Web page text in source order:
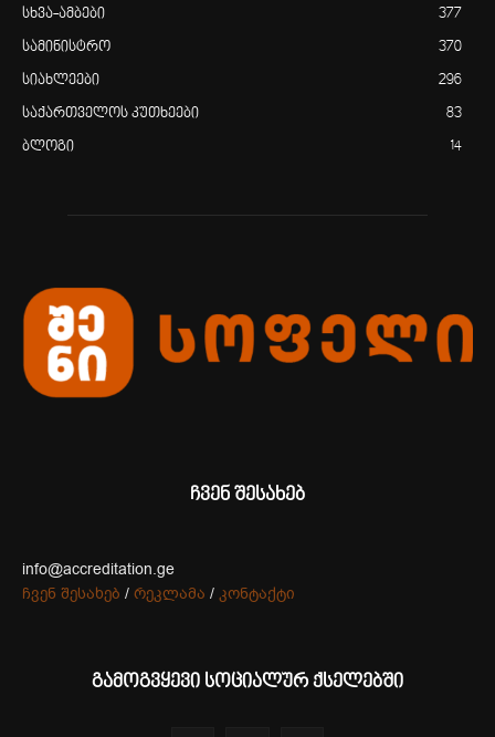
სხვა-ამბები 377
სამინისტრო 370
სიახლეები 296
საქართველოს კუთხეები 83
ბლოგი 14
ჩვენ შესახებ
info@accreditation.ge
ჩვენ შესახებ / რეკლამა / კონტაქტი
გამოგვყევი სოციალურ ქსელებში